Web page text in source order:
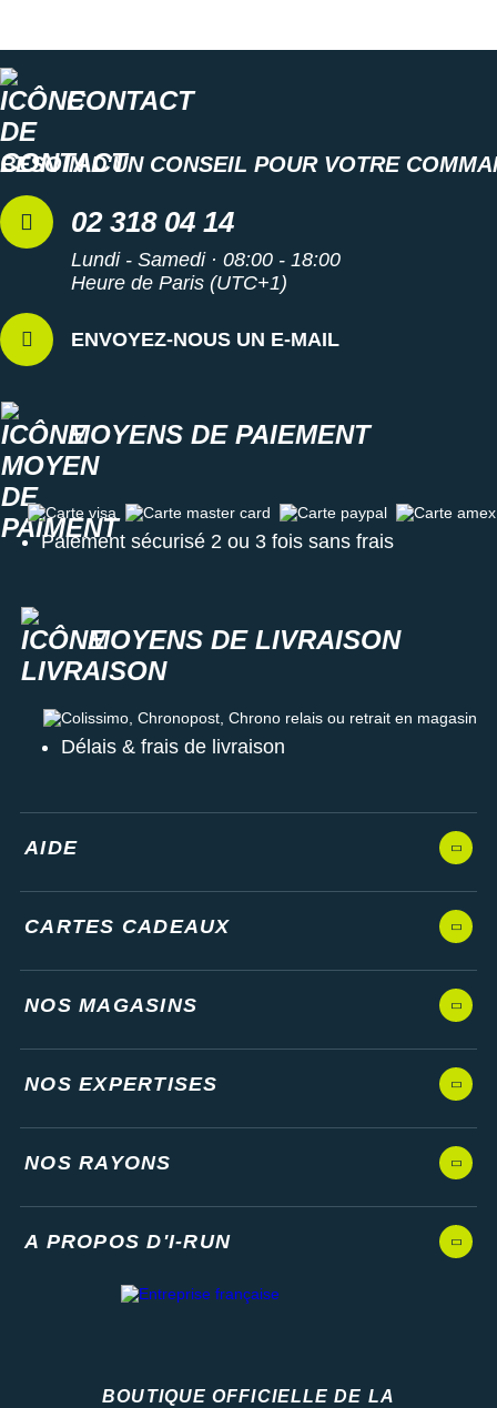
les routes sèches comme mouillées.
Poids constaté chez i-Run : 249 g en taille 40
Les autres produits
CONTACT
BESOIN D'UN CONSEIL POUR VOTRE
02 318 04 14
Lundi - Samedi · 08:00 - 18:00
Heure de Paris (UTC+1)
ENVOYEZ-NOUS UN E-MAIL
MOYENS DE PAIEMENT
Carte visa Carte master card Carte paypal Carte amex
Paiement sécurisé 2 ou 3 fois sans frais
MOYENS DE LIVRAISON
Colissimo, Chronopost, Chrono relais ou retrait en magasin
Délais & frais de livraison
AIDE
CARTES CADEAUX
NOS MAGASINS
NOS EXPERTISES
NOS RAYONS
A PROPOS D'I-RUN
BOUTIQUE OFFICIELLE DE LA